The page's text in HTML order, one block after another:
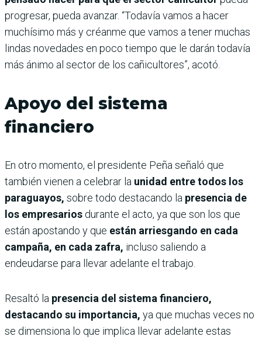
progresar, pueda avanzar. “Todavía vamos a hacer
muchísimo más y créanme que vamos a tener muchas
lindas novedades en poco tiempo que le darán todavía
más ánimo al sector de los cañicultores”, acotó.
Apoyo del sistema
financiero
En otro momento, el presidente Peña señaló que
también vienen a celebrar la unidad entre todos los
paraguayos, sobre todo destacando la presencia de
los empresarios durante el acto, ya que son los que
están apostando y que están arriesgando en cada
campaña, en cada zafra, incluso saliendo a
endeudarse para llevar adelante el trabajo.
Resaltó la presencia del sistema financiero,
destacando su importancia, ya que muchas veces no
se dimensiona lo que implica llevar adelante estas